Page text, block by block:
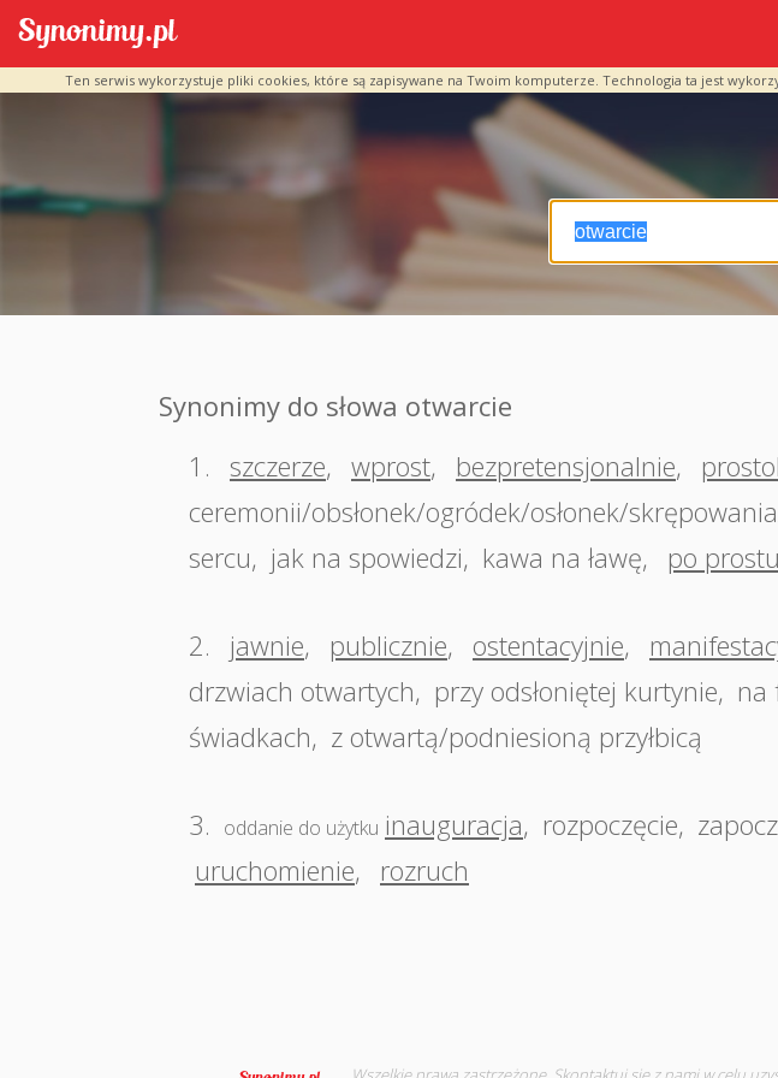
Ten serwis wykorzystuje pliki cookies, które są zapisywane na Twoim komputerze. Technologia ta jest
Synonimy do słowa otwarcie
1.
szczerze, wprost, bezpretensjonalnie,
ceremonii/obsłonek/ogródek/osłonek/
sercu, jak na spowiedzi, kawa na ławę, po prostu
2. jawnie, publicznie, ostentacyjnie,
drzwiach otwartych, przy odsłoniętej kurtynie, na
świadkach, z otwartą/podniesioną przyłbicą
3. oddanie do użytku inauguracja, rozpoczęcie,
uruchomienie, rozruch